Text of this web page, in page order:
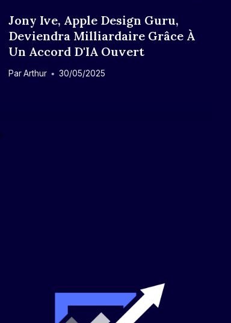
Jony Ive, Apple Design Guru,
Deviendra Milliardaire Grâce À
Un Accord D'IA Ouvert
Par Arthur 30/05/2025